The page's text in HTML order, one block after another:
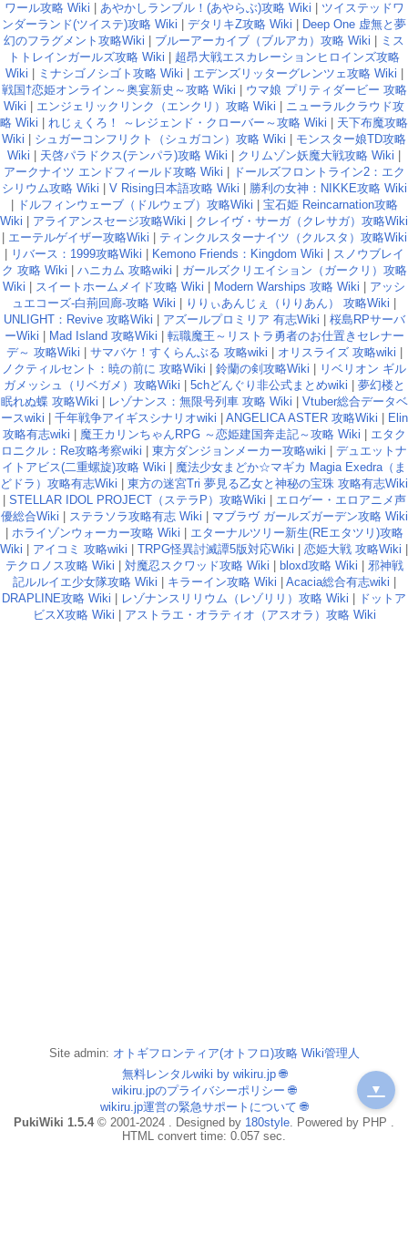
ワール攻略 Wiki
あやかしランブル！(あやらぶ)攻略 Wiki
ツイステッドワ
ンダーランド(ツイステ)攻略 Wiki
デタリキZ攻略 Wiki
Deep One 虚無と夢
幻のフラグメント攻略Wiki
ブルーアーカイブ（ブルアカ）攻略 Wiki
ミス
トトレインガールズ攻略 Wiki
超昂大戦エスカレーションヒロインズ攻略
Wiki
ミナシゴノシゴト攻略 Wiki エデンズリッターグレンツェ攻略 Wiki
戦国†恋姫オンライン～奥宴新史～攻略 Wiki
ウマ娘 プリティダービー 攻略
Wiki
エンジェリックリンク（エンクリ）攻略 Wiki
ニューラルクラウド攻
略 Wiki
れじぇくろ！ ～レジェンド・クローバー～攻略 Wiki
天下布魔攻略
Wiki
シュガーコンフリクト（シュガコン）攻略 Wiki
モンスター娘TD攻略
Wiki
天啓パラドクス(テンパラ)攻略 Wiki クリムゾン妖魔大戦攻略 Wiki
アークナイツ エンドフィールド攻略 Wiki
ドールズフロントライン2：エク
シリウム攻略 Wiki
V Rising日本語攻略 Wiki
勝利の女神：NIKKE攻略 Wiki
ドルフィンウェーブ（ドルウェブ）攻略Wiki
宝石姫 Reincarnation攻略
Wiki
アライアンスセージ攻略Wiki
クレイヴ・サーガ（クレサガ）攻略Wiki
エーテルゲイザー攻略Wiki
ティンクルスターナイツ（クルスタ）攻略Wiki
リバース：1999攻略Wiki Kemono Friends：Kingdom Wiki
スノウブレイ
ク 攻略 Wiki
ハニカム 攻略wiki
ガールズクリエイション（ガークリ）攻略
Wiki
スイートホームメイド攻略 Wiki Modern Warships 攻略 Wiki
アッシ
ュエコーズ-白荊回廊-攻略 Wiki
りりぃあんじぇ（りりあん） 攻略Wiki
UNLIGHT：Revive 攻略Wiki
アズールプロミリア 有志Wiki
桜島RPサーバ
ーWiki
Mad Island 攻略Wiki
転職魔王～リストラ勇者のお仕置きセレナー
デ～ 攻略Wiki
サマバケ！すくらんぶる 攻略wiki オリスライズ 攻略wiki
ノクティルセント：暁の前に 攻略Wiki
鈴蘭の剣攻略Wiki
リベリオン ギル
ガメッシュ（リベガメ）攻略Wiki
5chどんぐり非公式まとめwiki
夢幻楼と
眠れぬ蝶 攻略Wiki
レゾナンス：無限号列車 攻略 Wiki
Vtuber総合データベ
ースwiki
千年戦争アイギスシナリオwiki ANGELICA ASTER 攻略Wiki
Elin
攻略有志wiki
魔王カリンちゃんRPG ～恋姫建国奔走記～攻略 Wiki
エタク
ロニクル：Re攻略考察wiki
東方ダンジョンメーカー攻略wiki
デュエットナ
イトアビス(二重螺旋)攻略 Wiki
魔法少女まどか☆マギカ Magia Exedra（ま
どドラ）攻略有志Wiki
東方の迷宮Tri 夢見る乙女と神秘の宝珠 攻略有志Wiki
STELLAR IDOL PROJECT（ステラP）攻略Wiki
エロゲー・エロアニメ声
優総合Wiki
ステラソラ攻略有志 Wiki
マブラヴ ガールズガーデン攻略 Wiki
ホライゾンウォーカー攻略 Wiki
エターナルツリー新生(REエタツリ)攻略
Wiki
アイコミ 攻略wiki TRPG怪異討滅譚5版対応Wiki 恋姫大戦 攻略Wiki
テクロノス攻略 Wiki
対魔忍スクワッド攻略 Wiki bloxd攻略 Wiki
邪神戦
記ルルイエ少女隊攻略 Wiki
キラーイン攻略 Wiki Acacia総合有志wiki
DRAPLINE攻略 Wiki
レゾナンスリリウム（レゾリリ）攻略 Wiki
ドットア
ビスX攻略 Wiki
アストラエ・オラティオ（アスオラ）攻略 Wiki
Site admin: オトギフロンティア(オトフロ)攻略 Wiki管理人
無料レンタルwiki by wikiru.jp🌐
wikiru.jpのプライバシーポリシー 🌐
wikiru.jp運営の緊急サポートについて 🌐
PukiWiki 1.5.4© 2001-2024 . Designed by 180style. Powered by PHP .
HTML convert time: 0.057 sec.
▼